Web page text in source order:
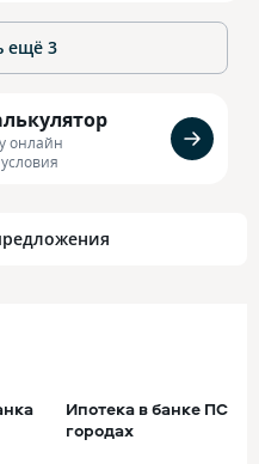
ещё 3
онлайн
Ипотека в банке ПСБ
городах